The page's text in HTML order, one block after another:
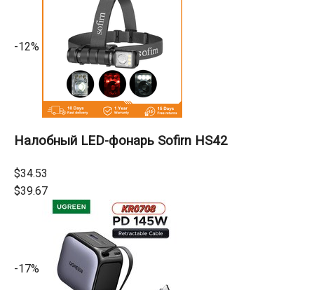
-12%
Налобный LED-фонарь Sofirn HS42
$34.53
$39.67
-17%